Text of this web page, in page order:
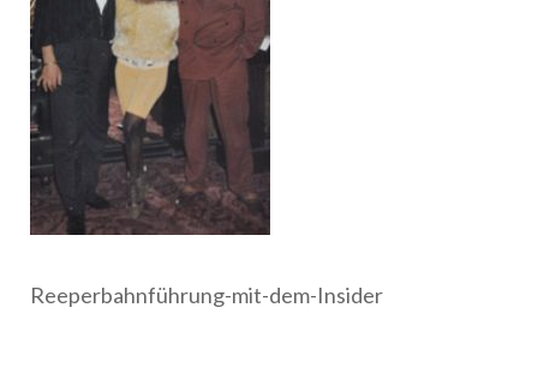
Reeperbahnführung-mit-dem-Insider